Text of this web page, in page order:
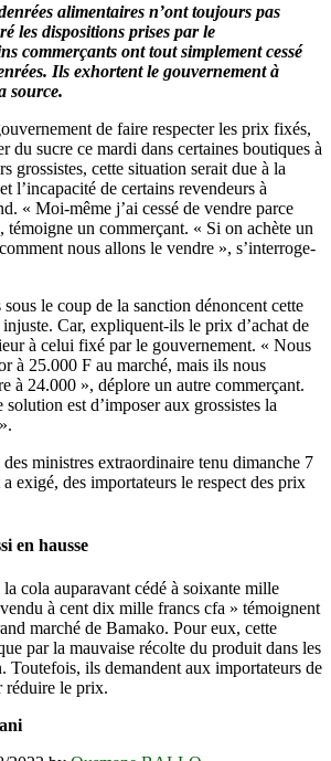
alimentaires n’ont toujours pas
les dispositions prises par le
commerçants ont tout simplement cessé
Ils exhortent le gouvernement à
source.
de faire respecter les prix fixés,
du sucre ce mardi dans certaines boutiques à
grossistes, cette situation serait due à la
l’incapacité de certains revendeurs à
« Moi-même j’ai cessé de vendre parce
témoigne un commerçant. « Si on achète un
nous allons le vendre », s’interroge-
sous le coup de la sanction dénoncent cette
Car, expliquent-ils le prix d’achat de
à celui fixé par le gouvernement. « Nous
à 25.000 F au marché, mais ils nous
à 24.000 », déplore un autre commerçant.
est d’imposer aux grossistes la
ministres extraordinaire tenu dimanche 7
exigé, des importateurs le respect des prix
en hausse
cola auparavant cédé à soixante mille
à cent dix mille francs cfa » témoignent
marché de Bamako. Pour eux, cette
par la mauvaise récolte du produit dans les
Toutefois, ils demandent aux importateurs de
réduire le prix.